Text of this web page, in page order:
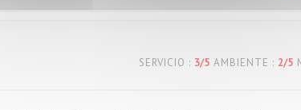
SERVICIO : 3/5 AMBIENTE : 2/5